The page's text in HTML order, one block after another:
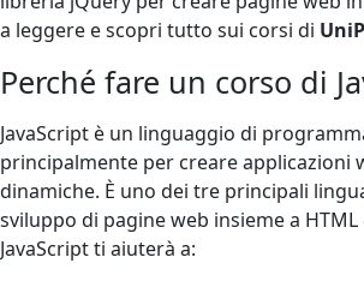
a leggere e scopri tutto sui corsi di
Perché fare un corso di
JavaScript è un linguaggio di
principalmente per creare applicazioni
dinamiche. È uno dei tre principali
sviluppo di pagine web insieme a HTML
JavaScript ti aiuterà a: